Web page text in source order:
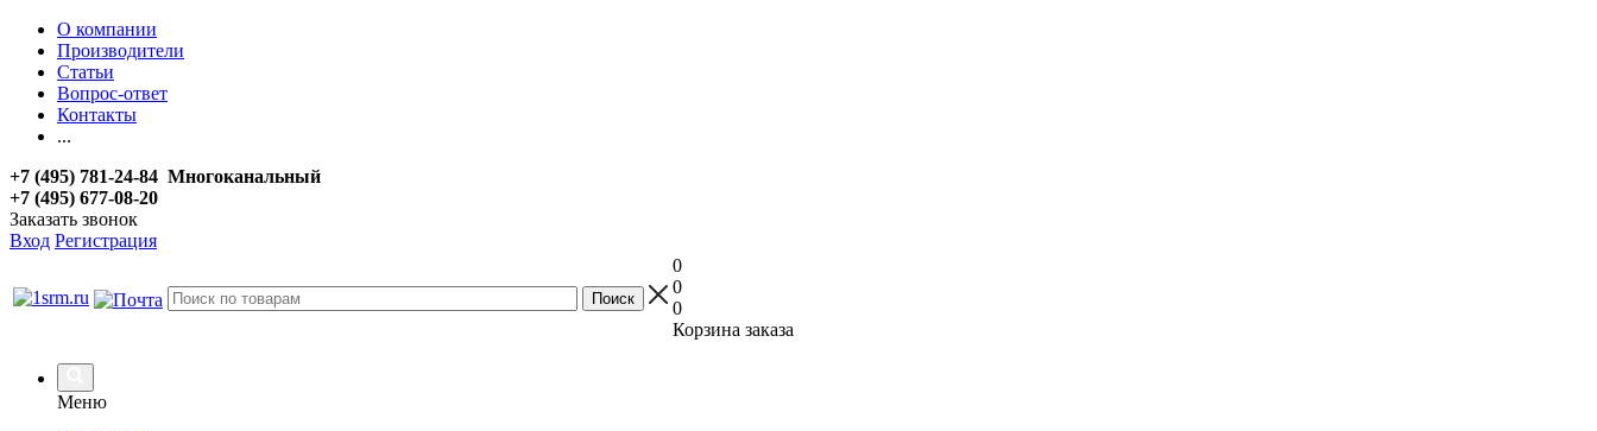
О компании
Производители
Статьи
Вопрос-ответ
Контакты
...
+7 (495) 781-24-84 Многоканальный
+7 (495) 677-08-20
Заказать звонок
Вход Регистрация
0
0
0
Корзина заказа
Меню